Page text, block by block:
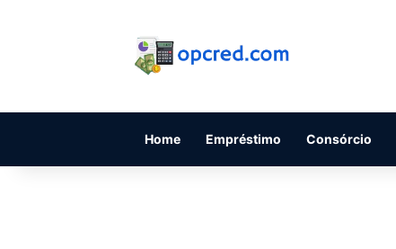
Home Empréstimo Consórcio